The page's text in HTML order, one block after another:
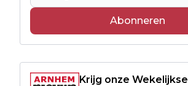
Abonneren
Krijg onze Wekelijkse